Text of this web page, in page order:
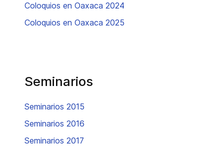
Coloquios en Oaxaca 2024
Coloquios en Oaxaca 2025
Seminarios
Seminarios 2015
Seminarios 2016
Seminarios 2017